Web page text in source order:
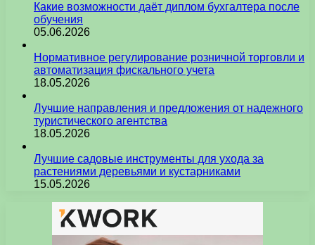
Какие возможности даёт диплом бухгалтера после
обучения
05.06.2026
Нормативное регулирование розничной торговли и
автоматизация фискального учета
18.05.2026
Лучшие направления и предложения от надежного
туристического агентства
18.05.2026
Лучшие садовые инструменты для ухода за
растениями деревьями и кустарниками
15.05.2026